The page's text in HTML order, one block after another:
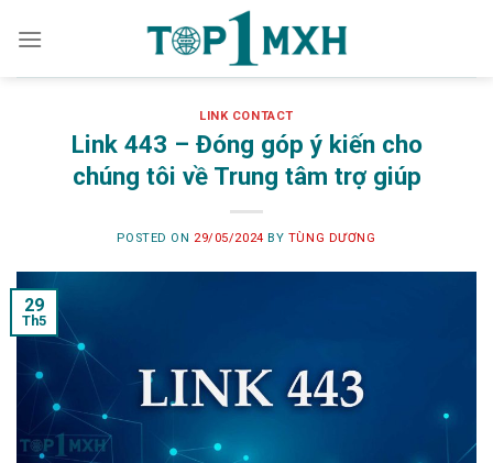
LINK CONTACT
Link 443 – Đóng góp ý kiến cho
chúng tôi về Trung tâm trợ giúp
POSTED ON 29/05/2024 BY TÙNG DƯƠNG
29
Th5